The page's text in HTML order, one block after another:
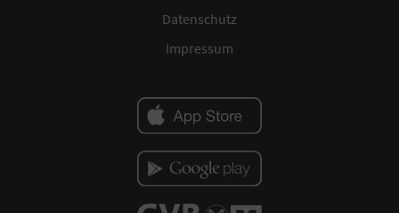
Datenschutz
Impressum